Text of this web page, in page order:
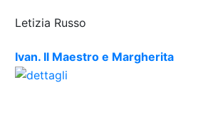
Letizia Russo
Ivan. Il Maestro e Margherita